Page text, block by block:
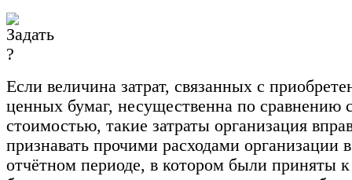
Если величина затрат, связанных с
ценных бумаг, несущественна по сравнению
стоимостью, такие затраты организация
признавать прочими расходами организации
отчётном периоде, в котором были приняты к